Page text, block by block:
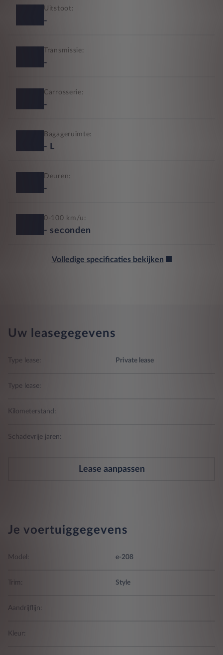
Uitstoot:
-
Transmissie:
-
Carrosserie:
-
Bagageruimte:
- L
Deuren:
-
0-100 km/u:
- seconden
Volledige specificaties bekijken
Uw leasegegevens
Type lease: Private lease
Type lease:
Kilometerstand:
Schadevrije jaren:
Lease aanpassen
Je voertuiggegevens
Model: e-208
Trim: Style
Aandrijflijn:
Kleur: